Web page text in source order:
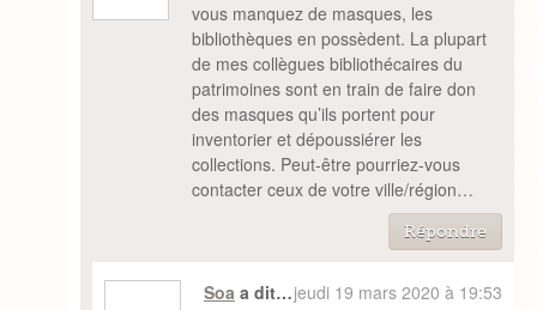
vous manquez de masques, les
bibliothèques en possèdent. La plupart
de mes collègues bibliothécaires du
patrimoines sont en train de faire don
des masques qu’ils portent pour
inventorier et dépoussiérer les
collections. Peut-être pourriez-vous
contacter ceux de votre ville/région…
Répondre
Soa a dit…jeudi 19 mars 2020 à 19:53